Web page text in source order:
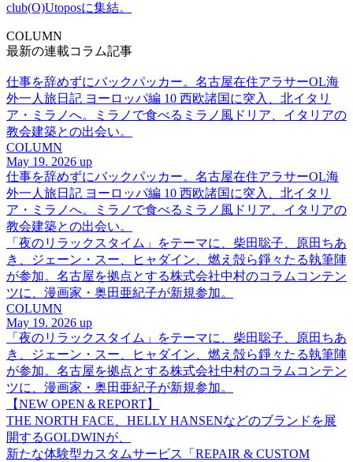
club(O)Utoposに集結。
COLUMN
最新の連載コラム記事
仕事を辞めずにバックパッカー。名古屋在住アラサーOL海
外一人旅日記 ヨーロッパ編 10 西欧諸国に突入、北イタリ
ア・ミラノへ。ミラノで食べるミラノ風ドリア、イタリアの
教会建築との出会い。
COLUMN
May 19. 2026 up
仕事を辞めずにバックパッカー。名古屋在住アラサーOL海
外一人旅日記 ヨーロッパ編 10 西欧諸国に突入、北イタリ
ア・ミラノへ。ミラノで食べるミラノ風ドリア、イタリアの
教会建築との出会い。
「夜のリラックスタイム」をテーマに、柴田聡子、原田ちあ
き、ジェーン・スー、ヒャダイン、燃え殻ら錚々たる執筆陣
が参加。名古屋を拠点とする株式会社中村のコラムコンテン
ツに、漫画家・奥田亜紀子が新規参加。
COLUMN
May 19. 2026 up
「夜のリラックスタイム」をテーマに、柴田聡子、原田ちあ
き、ジェーン・スー、ヒャダイン、燃え殻ら錚々たる執筆陣
が参加。名古屋を拠点とする株式会社中村のコラムコンテン
ツに、漫画家・奥田亜紀子が新規参加。
【NEW OPEN＆REPORT】
THE NORTH FACE、HELLY HANSENなどのブランドを展
開するGOLDWINが、
新たな体験型カスタムサービス「REPAIR & CUSTOM